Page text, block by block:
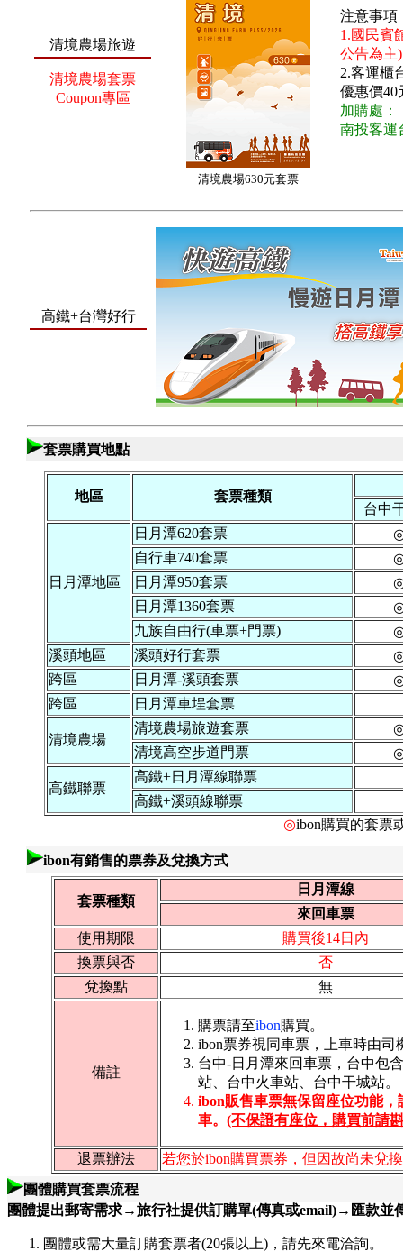
清境農場旅遊
清境農場套票
Coupon專區
注意事項
1.國民賓
公告為主)
2.客運櫃
優惠價40
加購處：
南投客運
清境農場630元套票
高鐵+台灣好行
套票購買地點
地區
套票種類
台中
日月潭地區
日月潭620套票
自行車740套票
日月潭950套票
日月潭1360套票
九族自由行(車票+門票)
溪頭地區
溪頭好行套票
跨區
日月潭-溪頭套票
跨區
日月潭車埕套票
清境農場
清境農場旅遊套票
清境高空步道門票
高鐵聯票
高鐵+日月潭線聯票
高鐵+溪頭線聯票
◎ibon購買的套票
ibon有銷售的票券及兌換方式
套票種類
日月潭線
來回車票
使用期限
購買後14日內
換票與否
否
兌換點
無
備註
購票請至ibon購買。
ibon票券視同車票，上車時由司
台中-日月潭來回車票，台中包
站、台中火車站、台中干城站。
ibon販售車票無保留座位功能，
車。 (不保證有座位，購買前請
退票辦法
若您於ibon購買票券，但因故尚未兌
團體購買套票流程
團體提出郵寄需求→旅行社提供訂購單(傳真或email)→匯款
團體或需大量訂購套票者(20張以上)，請先來電洽詢。